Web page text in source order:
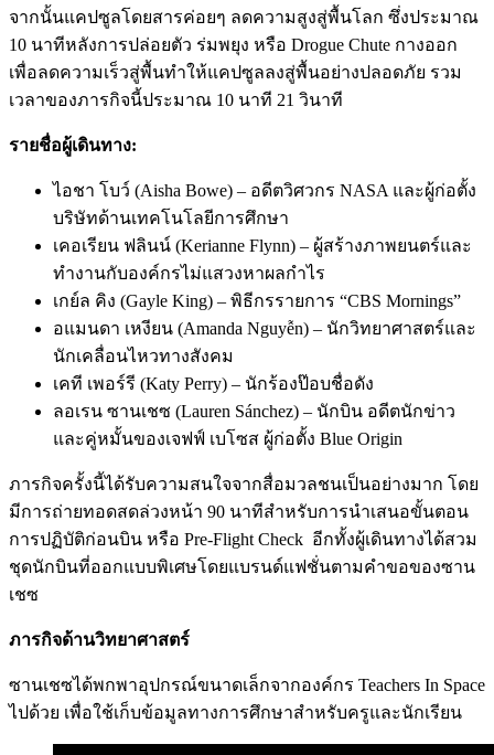
จากนั้นแคปซูลโดยสารค่อยๆ ลดความสูงสู่พื้นโลก ซึ่งประมาณ
10 นาทีหลังการปล่อยตัว ร่มพยุง หรือ Drogue Chute กางออก
เพื่อลดความเร็วสู่พื้นทำให้แคปซูลลงสู่พื้นอย่างปลอดภัย รวม
เวลาของภารกิจนี้ประมาณ 10 นาที 21 วินาที
รายชื่อผู้เดินทาง:
ไอชา โบว์ (Aisha Bowe) – อดีตวิศวกร NASA และผู้ก่อตั้ง
บริษัทด้านเทคโนโลยีการศึกษา
เคอเรียน ฟลินน์ (Kerianne Flynn) – ผู้สร้างภาพยนตร์และ
ทำงานกับองค์กรไม่แสวงหาผลกำไร
เกย์ล คิง (Gayle King) – พิธีกรรายการ “CBS Mornings”
อแมนดา เหงียน (Amanda Nguyễn) – นักวิทยาศาสตร์และ
นักเคลื่อนไหวทางสังคม
เคที เพอร์รี (Katy Perry) – นักร้องป๊อบชื่อดัง
ลอเรน ซานเชซ (Lauren Sánchez) – นักบิน อดีตนักข่าว
และคู่หมั้นของเจฟฟ์ เบโซส ผู้ก่อตั้ง Blue Origin
ภารกิจครั้งนี้ได้รับความสนใจจากสื่อมวลชนเป็นอย่างมาก โดย
มีการถ่ายทอดสดล่วงหน้า 90 นาทีสำหรับการนำเสนอขั้นตอน
การปฏิบัติก่อนบิน หรือ Pre-Flight Check อีกทั้งผู้เดินทางได้สวม
ชุดนักบินที่ออกแบบพิเศษโดยแบรนด์แฟชั่นตามคำขอของซาน
เชซ
ภารกิจด้านวิทยาศาสตร์
ซานเชซได้พกพาอุปกรณ์ขนาดเล็กจากองค์กร Teachers In Space
ไปด้วย เพื่อใช้เก็บข้อมูลทางการศึกษาสำหรับครูและนักเรียน